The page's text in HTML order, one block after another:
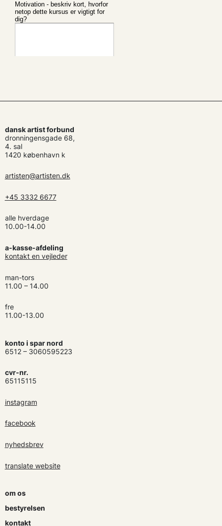
dansk artist forbund
dronningensgade 68,
4. sal
1420 københavn k
artisten@artisten.dk
+45 3332 6677
alle hverdage
10.00-14.00
a-kasse-afdeling
kontakt en vejleder
man-tors
11.00 – 14.00
fre
11.00-13.00
konto i spar nord
6512 – 3060595223
cvr-nr.
65115115
instagram
facebook
nyhedsbrev
translate website
om os
bestyrelsen
kontakt